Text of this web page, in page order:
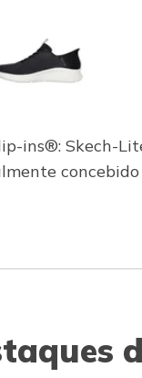
ins®: Skech-